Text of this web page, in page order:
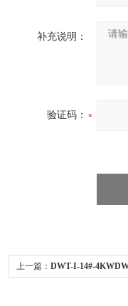
补充说明：
验证码：
上一篇： DWT-I-14#-